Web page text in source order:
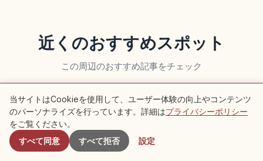
近くのおすすめスポット
この周辺のおすすめ記事をチェック
旅行 生活
付近のスポット
当サイトはCookieを使用して、ユーザー体験の向上やコンテンツ
のパーソナライズを行っています。詳細はプライバシーポリシー
をご覧ください。
すべて同意
すべて拒否 設定